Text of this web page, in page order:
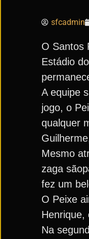
sfcadmin
O Santos
Estádio
A equipe
jogo, o
qualquer
Mesmo
zaga
fez um
O Peixe
Henrique,
Na